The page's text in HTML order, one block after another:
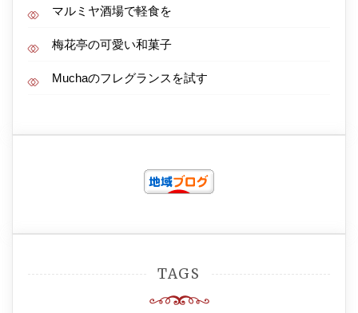
マルミヤ酒場で軽食を
梅花亭の可愛い和菓子
Muchaのフレグランスを試す
TAGS